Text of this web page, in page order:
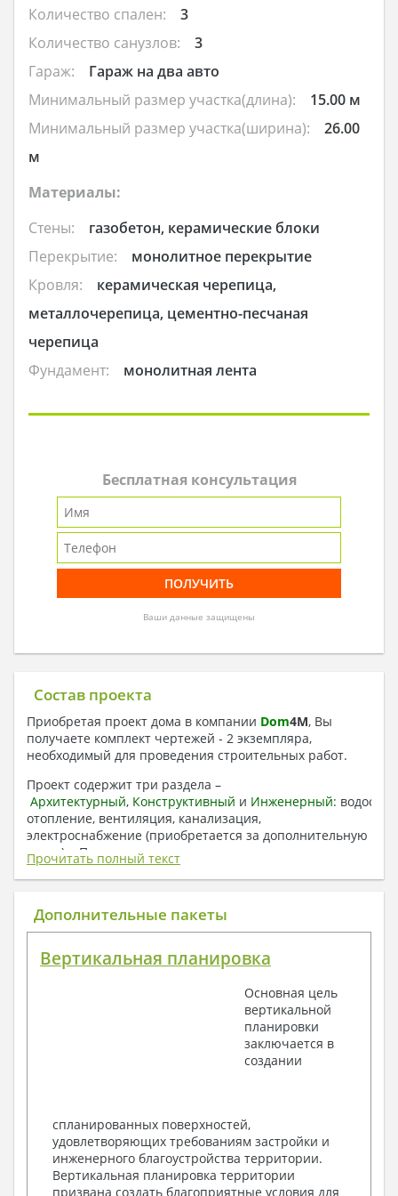
Количество спален:
3
Количество санузлов:
3
Гараж:
Гараж на два авто
Минимальный размер участка(длина):
15.00 м
Минимальный размер участка(ширина):
26.00
м
Материалы:
Стены:
газобетон, керамические блоки
Перекрытие:
монолитное перекрытие
Кровля:
керамическая черепица,
металлочерепица, цементно-песчаная
черепица
Фундамент:
монолитная лента
Бесплатная консультация
Ваши данные защищены
Состав проекта
Приобретая проект дома в компании Dom4M, Вы
получаете комплект чертежей - 2 экземпляра,
необходимый для проведения строительных работ.
Проект содержит три раздела –
Архитектурный, Конструктивный и Инженерный:
отопление, вентиляция, канализация,
электроснабжение (приобретается за дополнительную
плату) + Пояснительная записка.
1. Архитектурный раздел:
Общие данные по проекту
Поэтажные маркировочные планы с
Разрезы и состав конструкций
Фасады с ведомостью внешних отделок
Элементы проемов – спецификация
Ведомость перемычек – сечения и
Архитектурные узлы в конструкциях
2. Конструктивный раздел:
Общие данные по проекту
Прочитать полный текст
Дополнительные пакеты
Вертикальная планировка
Основная цель
вертикальной
планировки
заключается в
создании
спланированных поверхностей,
удовлетворяющих требованиям застройки и
инженерного благоустройства территории.
Вертикальная планировка территории
призвана создать благоприятные условия для